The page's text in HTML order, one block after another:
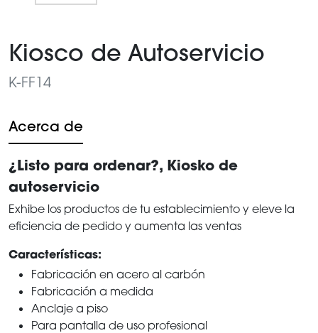
of
2
Kiosco de Autoservicio
K-FF14
Acerca de
¿Listo para ordenar?, Kiosko de
autoservicio
Exhibe los productos de tu establecimiento y eleve la
eficiencia de pedido y aumenta las ventas
Características:
Fabricación en acero al carbón
Fabricación a medida
Anclaje a piso
Para pantalla de uso profesional